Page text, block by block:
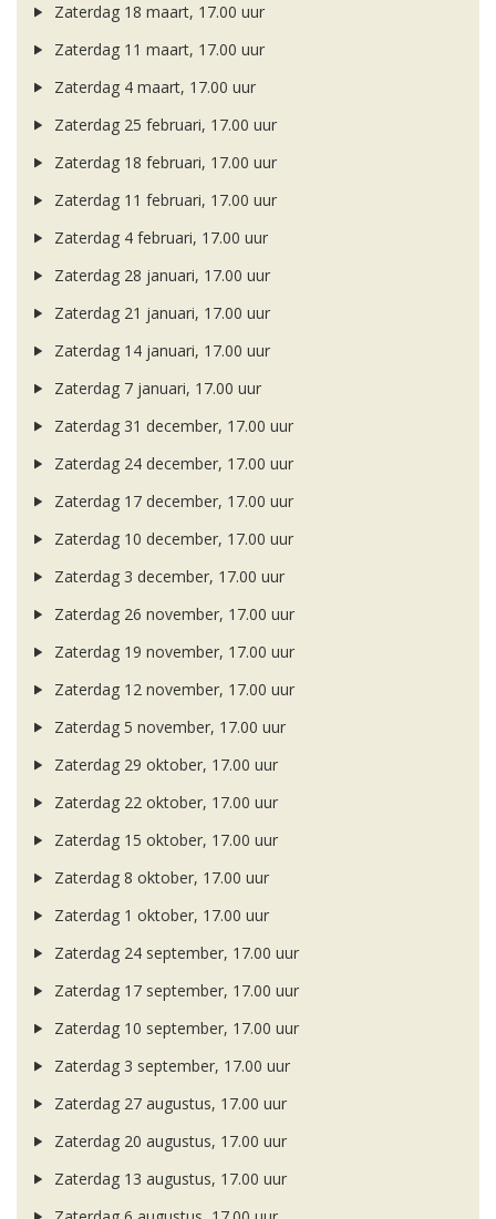
Zaterdag 18 maart, 17.00 uur
Zaterdag 11 maart, 17.00 uur
Zaterdag 4 maart, 17.00 uur
Zaterdag 25 februari, 17.00 uur
Zaterdag 18 februari, 17.00 uur
Zaterdag 11 februari, 17.00 uur
Zaterdag 4 februari, 17.00 uur
Zaterdag 28 januari, 17.00 uur
Zaterdag 21 januari, 17.00 uur
Zaterdag 14 januari, 17.00 uur
Zaterdag 7 januari, 17.00 uur
Zaterdag 31 december, 17.00 uur
Zaterdag 24 december, 17.00 uur
Zaterdag 17 december, 17.00 uur
Zaterdag 10 december, 17.00 uur
Zaterdag 3 december, 17.00 uur
Zaterdag 26 november, 17.00 uur
Zaterdag 19 november, 17.00 uur
Zaterdag 12 november, 17.00 uur
Zaterdag 5 november, 17.00 uur
Zaterdag 29 oktober, 17.00 uur
Zaterdag 22 oktober, 17.00 uur
Zaterdag 15 oktober, 17.00 uur
Zaterdag 8 oktober, 17.00 uur
Zaterdag 1 oktober, 17.00 uur
Zaterdag 24 september, 17.00 uur
Zaterdag 17 september, 17.00 uur
Zaterdag 10 september, 17.00 uur
Zaterdag 3 september, 17.00 uur
Zaterdag 27 augustus, 17.00 uur
Zaterdag 20 augustus, 17.00 uur
Zaterdag 13 augustus, 17.00 uur